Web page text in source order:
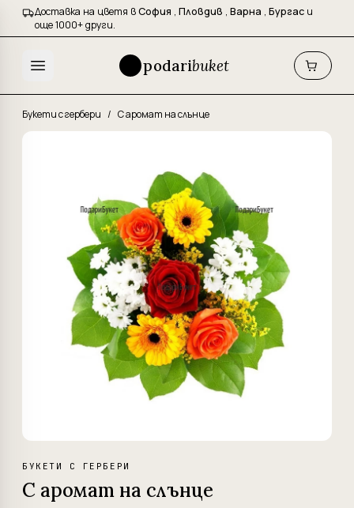
Доставка на цветя вСофия , Пловдив , Варна , Бургас и
още 1000+ други.
podaribuket
Букети с гербери / С аромат на слънце
БУКЕТИ С ГЕРБЕРИ
С аромат на слънце